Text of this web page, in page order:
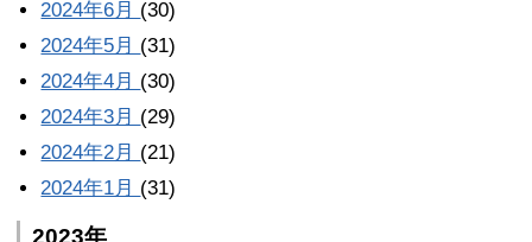
2024年6月 (30)
2024年5月 (31)
2024年4月 (30)
2024年3月 (29)
2024年2月 (21)
2024年1月 (31)
2023年